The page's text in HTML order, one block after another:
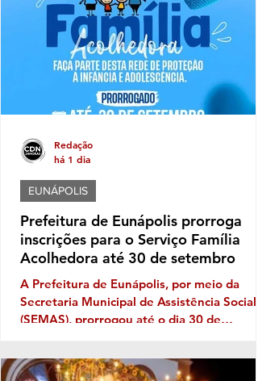
de Todos os Povos: Equidade, Memória e
Resistência", propondo uma reflexão
diversidade que constitui a identidade
Prefeitura de Eunápolis prorroga
inscrições para o Serviço Família
Acolhedora até 30 de setembro
A Prefeitura de Eunápolis, por meio da
Secretaria Municipal de Assistência Social
(SEMAS), prorrogou até o dia 30 de
fortalecer a rede de proteção à infância e à
EUNÁPOLIS
Redação
há 1 dia